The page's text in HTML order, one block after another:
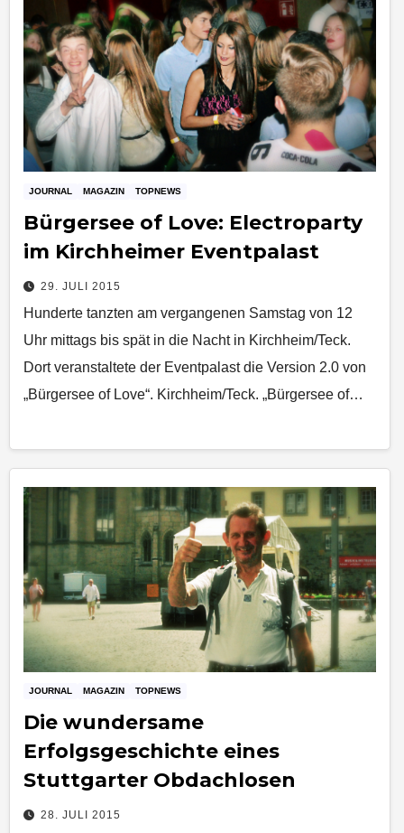
JOURNAL MAGAZIN TOPNEWS
Bürgersee of Love: Electroparty
im Kirchheimer Eventpalast
29. JULI 2015
Hunderte tanzten am vergangenen Samstag von 12
Uhr mittags bis spät in die Nacht in Kirchheim/Teck.
Dort veranstaltete der Eventpalast die Version 2.0 von
„Bürgersee of Love“. Kirchheim/Teck. „Bürgersee of…
JOURNAL MAGAZIN TOPNEWS
Die wundersame
Erfolgsgeschichte eines
Stuttgarter Obdachlosen
28. JULI 2015